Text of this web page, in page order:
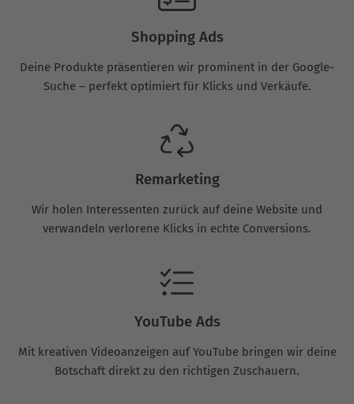
Shopping Ads
Deine Produkte präsentieren wir prominent in der Google-
Suche – perfekt optimiert für Klicks und Verkäufe.
Remarketing
Wir holen Interessenten zurück auf deine Website und
verwandeln verlorene Klicks in echte Conversions.
YouTube Ads
Mit kreativen Videoanzeigen auf YouTube bringen wir deine
Botschaft direkt zu den richtigen Zuschauern.